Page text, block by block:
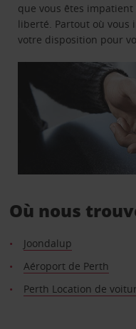
que vous êtes
liberté. Partout où vous
votre disposition pour
Où nous
Joondalup
Aéroport de Perth
Perth Location de